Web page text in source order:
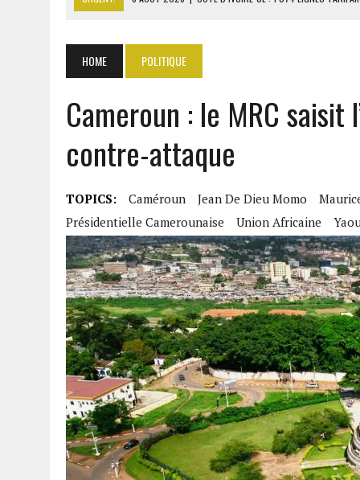
6 AOÛT 2026 | MONDIAL 2030 : INFANTINO ACCUSÉ D’AVOIR PROMIS
SÉNÉGAL : ABDOU KHADIR SOW QUITTE LE PRP POUR
HOME POLITIQUE
Cameroun : le MRC
contre-attaque
TOPICS: Caméroun Jean De Dieu Momo
Présidentielle Camerounaise
Union Africaine